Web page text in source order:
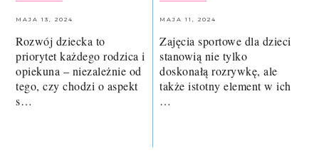
MAJA 13, 2024
Rozwój dziecka to
priorytet każdego rodzica i
opiekuna – niezależnie od
tego, czy chodzi o aspekt
s…
MAJA 11, 2024
Zajęcia sportowe dla dzieci
stanowią nie tylko
doskonałą rozrywkę, ale
także istotny element w ich
…